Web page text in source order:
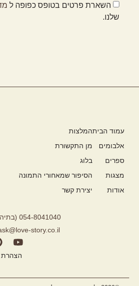
השארת פרטים בטופס כפופה ל
שלנו.
עמוד הבית
אלבומים
ספרים
מצגות
אודות
המלצות
מן התקשורת
בלוג
הסיפור שמאחורי התמונה
יצירת קשר
054-8041040 (בתיה)
story.co.il
הצהרת